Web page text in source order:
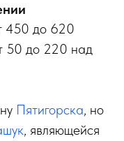
450 до 620
50 до 220 над
Пятигорска, но
, являющейся